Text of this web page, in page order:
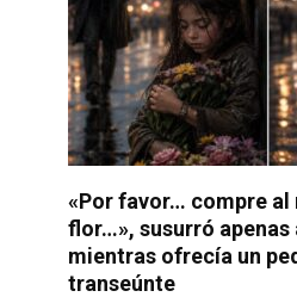
«Por favor… compre al
flor…», susurró apenas
mientras ofrecía un
transeúnte